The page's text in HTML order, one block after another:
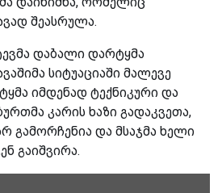
შეასრულა.
დაბალი დარტყმა
სიტუაციაში მალევე
იმდენად ტექნიკური და
კარის ხაზი გადაკვეთა,
გამორჩენია და მსაჯმა ხელი
გაიშვირა.